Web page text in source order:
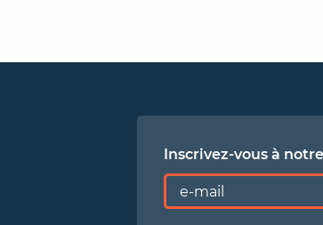
Inscrivez-vous à